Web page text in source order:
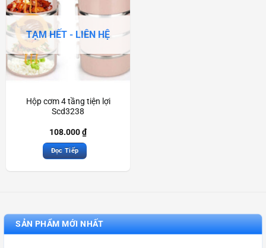
TẠM HẾT - LIÊN HỆ
Hộp cơm 4 tầng tiện lợi
Scd3238
108.000₫
Đọc Tiếp
SẢN PHẨM MỚI NHẤT